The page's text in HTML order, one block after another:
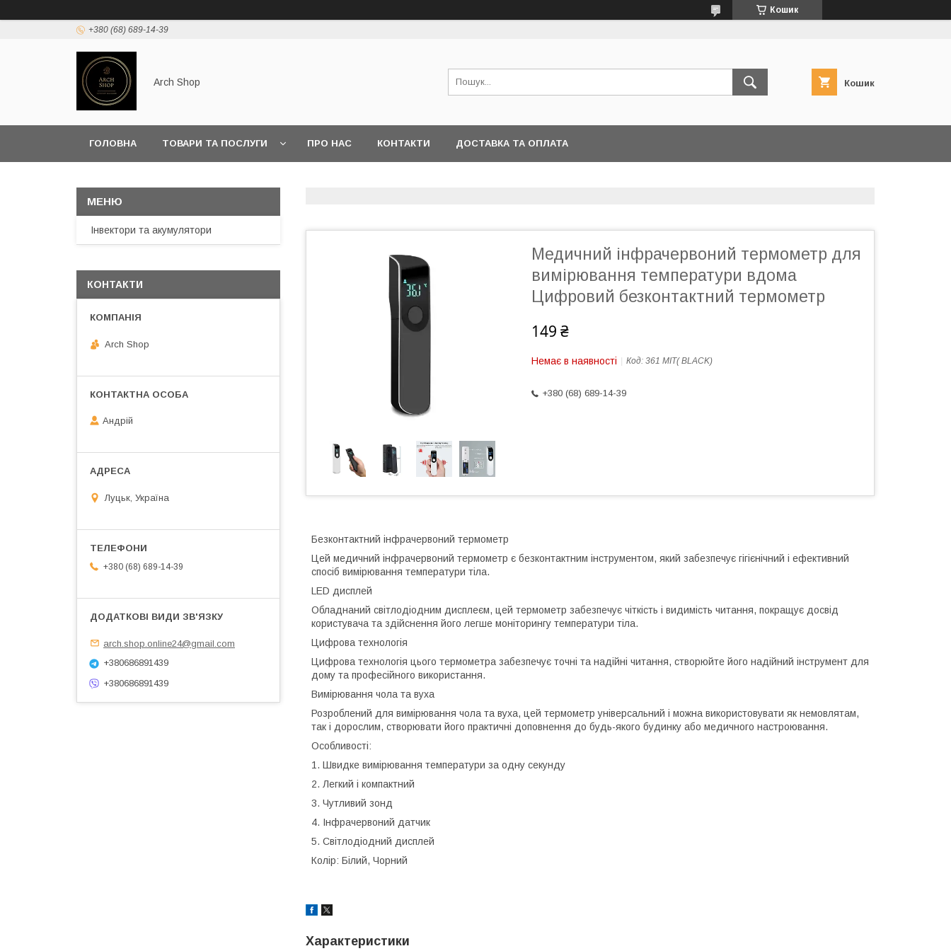
Кошик
+380 (68) 689-14-39
Arch Shop Кошик
ГОЛОВНА ТОВАРИ ТА ПОСЛУГИ ПРО НАС КОНТАКТИ ДОСТАВКА ТА ОПЛАТА
Медичний інфрачервоний термометр для
вимірювання температури вдома
Цифровий безконтактний термометр
149 ₴
Немає в наявності Код: 361 MIT( BLACK)
+380 (68) 689-14-39
Безконтактний інфрачервоний термометр
Цей медичний інфрачервоний термометр є безконтактним інструментом, який забезпечує гігієнічний і ефективний
спосіб вимірювання температури тіла.
LED дисплей
Обладнаний світлодіодним дисплеєм, цей термометр забезпечує чіткість і видимість читання, покращує досвід
користувача та здійснення його легше моніторингу температури тіла.
Цифрова технологія
Цифрова технологія цього термометра забезпечує точні та надійні читання, створюйте його надійний інструмент для
дому та професійного використання.
Вимірювання чола та вуха
Розроблений для вимірювання чола та вуха, цей термометр універсальний і можна використовувати як немовлятам,
так і дорослим, створювати його практичні доповнення до будь-якого будинку або медичного настроювання.
Особливості:
1. Швидке вимірювання температури за одну секунду
2. Легкий і компактний
3. Чутливий зонд
4. Інфрачервоний датчик
5. Світлодіодний дисплей
Колір: Білий, Чорний
Характеристики
Інвектори та акумулятори
КОНТАКТИ
Arch Shop
Андрій
Луцьк, Україна
+380 (68) 689-14-39
arch.shop.online24@gmail.com
+380686891439
+380686891439